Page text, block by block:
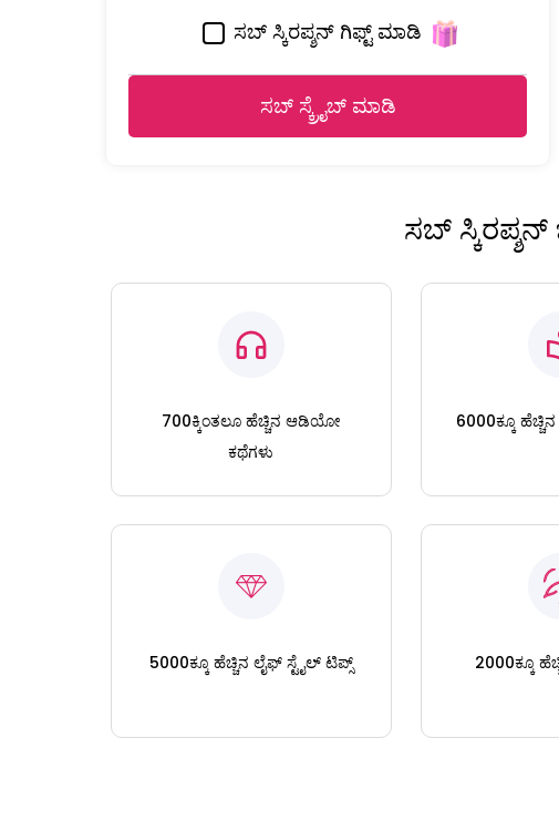
ಸಬ್ ಸ್ಕಿರಪ್ಶನ್ ಗಿಫ್ಟ್ ಮಾಡಿ
ಸಬ್ ಸ್ಕ್ರೈಬ್ ಮಾಡಿ
ಸಬ್
700ಕ್ಕಿಂತಲೂ ಹೆಚ್ಚಿನ ಆಡಿಯೋ
ಕಥೆಗಳು
6000ಕ್ಕೂ ಹೆಚ್ಚಿನ
5000ಕ್ಕೂ ಹೆಚ್ಚಿನ ಲೈಫ್ ಸ್ಟೈಲ್ ಟಿಪ್ಸ್ 2000ಕ್ಕೂ